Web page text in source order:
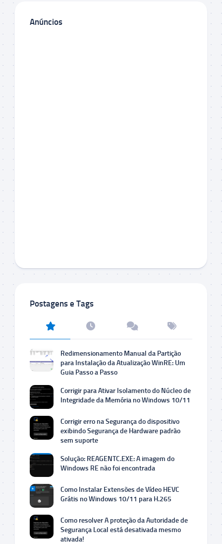
Anúncios
Postagens e Tags
Redimensionamento Manual da Partição
para Instalação da Atualização WinRE: Um
Guia Passo a Passo
Corrigir para Ativar Isolamento do Núcleo de
Integridade da Memória no Windows 10/11
Corrigir erro na Segurança do dispositivo
exibindo Segurança de Hardware padrão
sem suporte
Solução: REAGENTC.EXE: A imagem do
Windows RE não foi encontrada
Como Instalar Extensões de Vídeo HEVC
Grátis no Windows 10/11 para H.265
Como resolver A proteção da Autoridade de
Segurança Local está desativada mesmo
ativada!